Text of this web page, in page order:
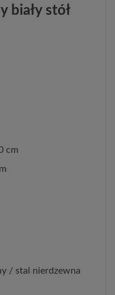
biały stół
cm
/ stal nierdzewna